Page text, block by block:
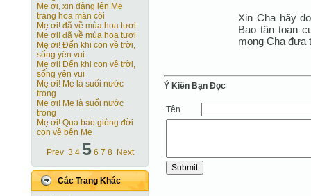
Mẹ ơi, xin dâng lên Mẹ
tràng hoa mân côi
Mẹ ơi! đã về mùa hoa tươi
Mẹ ơi! đã về mùa hoa tươi
Mẹ ơi! Ðến khi con về trời,
sống yên vui
Mẹ ơi! Ðến khi con về trời,
sống yên vui
Mẹ ơi! Mẹ là suối nước
trong
Mẹ ơi! Mẹ là suối nước
trong
Mẹ ơi! Qua bao giòng đời
con về bên Mẹ
Prev 3 4 5 6 7 8 Next
Các Trang Khác
Xin Cha hãy
Bao tân toan
mong Cha đưa
Ý Kiến Bạn Ðọc
Tên